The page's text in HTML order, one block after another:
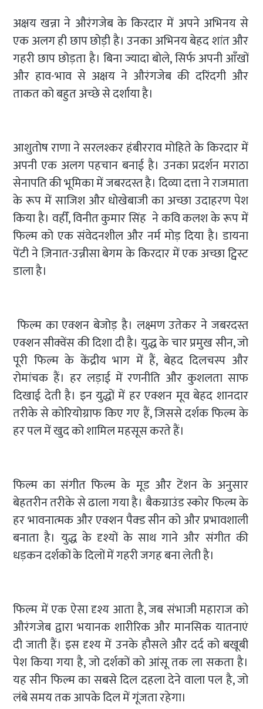
अक्षय खन्ना ने औरंगजेब के किरदार में अपने अभिनय से
एक अलग ही छाप छोड़ी है। उनका अभिनय बेहद शांत और
गहरी छाप छोड़ता है। बिना ज्यादा बोले, सिर्फ अपनी आँखों
और हाव-भाव से अक्षय ने औरंगजेब की दरिंदगी और
ताकत को बहुत अच्छे से दर्शाया है।
आशुतोष राणा ने सरलश्कर हंबीरराव मोहिते के किरदार में
अपनी एक अलग पहचान बनाई है। उनका प्रदर्शन मराठा
सेनापति की भूमिका में जबरदस्त है। दिव्या दत्ता ने राजमाता
के रूप में साजिश और धोखेबाजी का अच्छा उदाहरण पेश
किया है। वहीँ, विनीत कुमार सिंह ने कवि कलश के रूप में
फिल्म को एक संवेदनशील और नर्म मोड़ दिया है। डायना
पेंटी ने ज़िनात-उन्नीसा बेगम के किरदार में एक अच्छा ट्विस्ट
डाला है।
फिल्म का एक्शन बेजोड़ है। लक्ष्मण उतेकर ने जबरदस्त
एक्शन सीक्वेंस की दिशा दी है। युद्ध के चार प्रमुख सीन, जो
पूरी फिल्म के केंद्रीय भाग में हैं, बेहद दिलचस्प और
रोमांचक हैं। हर लड़ाई में रणनीति और कुशलता साफ
दिखाई देती है। इन युद्धों में हर एक्शन मूव बेहद शानदार
तरीके से कोरियोग्राफ किए गए हैं, जिससे दर्शक फिल्म के
हर पल में खुद को शामिल महसूस करते हैं।
फिल्म का संगीत फिल्म के मूड और टेंशन के अनुसार
बेहतरीन तरीके से ढाला गया है। बैकग्राउंड स्कोर फिल्म के
हर भावनात्मक और एक्शन पैक्ड सीन को और प्रभावशाली
बनाता है। युद्ध के दृश्यों के साथ गाने और संगीत की
धड़कन दर्शकों के दिलों में गहरी जगह बना लेती है।
फिल्म में एक ऐसा दृश्य आता है, जब संभाजी महाराज को
औरंगजेब द्वारा भयानक शारीरिक और मानसिक यातनाएं
दी जाती हैं। इस दृश्य में उनके हौसले और दर्द को बखूबी
पेश किया गया है, जो दर्शकों को आंसू तक ला सकता है।
यह सीन फिल्म का सबसे दिल दहला देने वाला पल है, जो
लंबे समय तक आपके दिल में गूंजता रहेगा।